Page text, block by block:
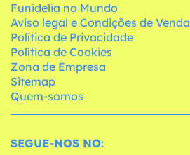
Funidelia no Mundo
Aviso legal e Condições de Venda
Política de Privacidade
Política de Cookies
Zona de Empresa
Sitemap
Quem-somos
SEGUE-NOS NO: